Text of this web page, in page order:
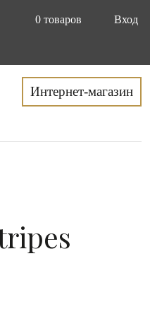
0 товаров
Вход
Интернет-магазин